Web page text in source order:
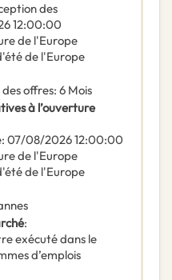
des
12:00:00
de l'Europe
de l'Europe
offres: 6 Mois
à l’ouverture
: 07/08/202612:00:00
de l'Europe
de l'Europe
:
exécuté dans le
d’emplois